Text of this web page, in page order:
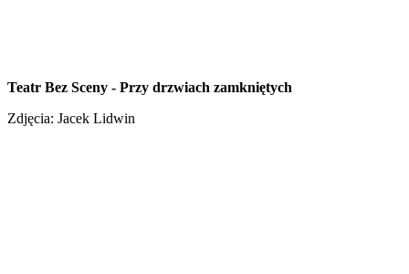
Teatr Bez Sceny - Przy drzwiach zamkniętych
Zdjęcia: Jacek Lidwin